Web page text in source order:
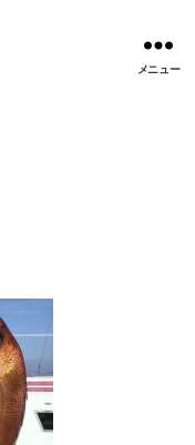
メニュー